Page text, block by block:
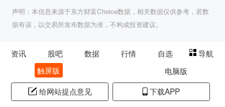
声明：本信息来源于东方财富Choice数据，相关数据仅供参考，若数
据有误，以交易所发布数据为准，不构成投资建议。
资讯 股吧 数据 行情 自选
导航
触屏版
电脑版
给网站提点意见
下载APP